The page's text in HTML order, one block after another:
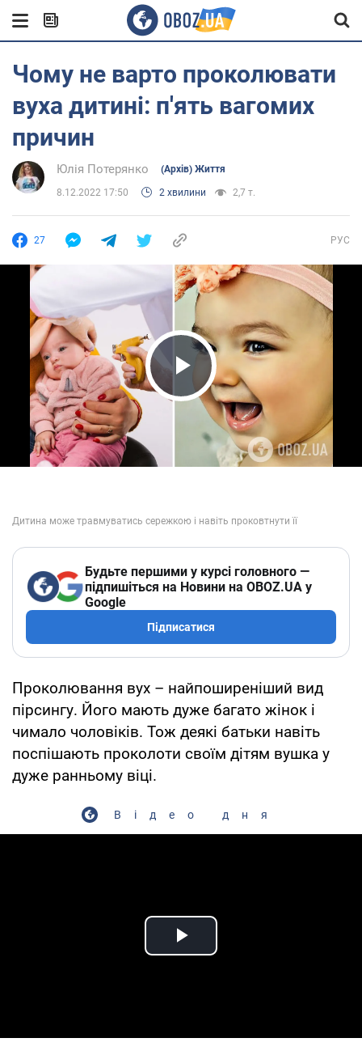
Чому не варто проколювати
вуха дитині: п'ять вагомих
причин
Юлія Потерянко (Архів) Життя
8.12.2022 17:50 2 хвилини 2,7 т.
27 РУС
Play Video
Будьте першими у курсі головного —
підпишіться на Новини на OBOZ.UA у
Google
Підписатися
Проколювання вух – найпоширеніший вид
пірсингу. Його мають дуже багато жінок і
чимало чоловіків. Тож деякі батьки навіть
поспішають проколоти своїм дітям вушка у
дуже ранньому віці.
Відео дня
Play Video